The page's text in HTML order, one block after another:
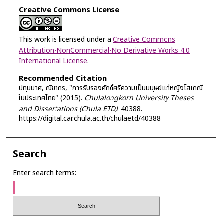
Creative Commons License
This work is licensed under a Creative Commons
Attribution-NonCommercial-No Derivative Works 4.0
International License.
Recommended Citation
ปทุมมาศ, ณิชากร, "การรับรองศักดิ์ศรีความเป็นมนุษย์แก่หญิงโสเภณี
ในประเทศไทย" (2015). Chulalongkorn University Theses
and Dissertations (Chula ETD). 40388.
https://digital.car.chula.ac.th/chulaetd/40388
Search
Enter search terms: